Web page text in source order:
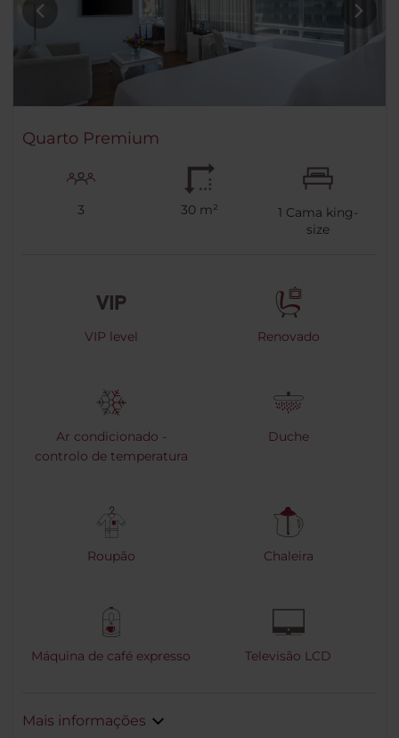
Quarto Premium
3 30 m² 1 Cama king-
size
VIP level Renovado
Ar condicionado -
controlo de temperatura
Duche
Roupão Chaleira
Máquina de café expresso Televisão LCD
Mais informações